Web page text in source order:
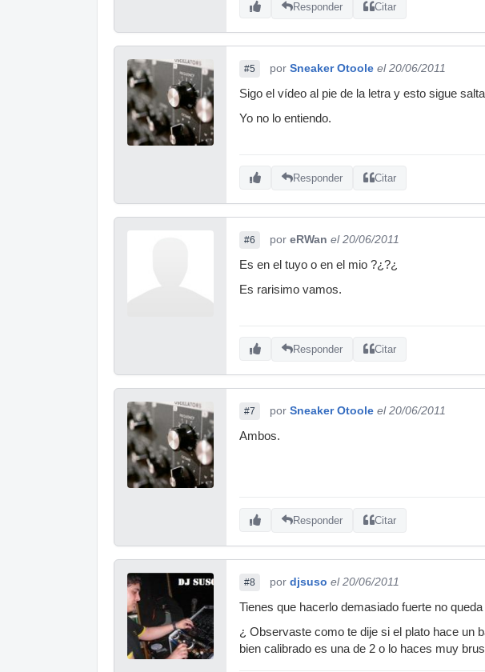
Responder Citar
#5 por Sneaker Otoole el 20/06/2011
Sigo el vídeo al pie de la letra y esto sigue
Yo no lo entiendo.
Responder Citar
#6 por eRWan el 20/06/2011
Es en el tuyo o en el mio ?¿?¿
Es rarisimo vamos.
Responder Citar
#7 por Sneaker Otoole el 20/06/2011
Ambos.
Responder Citar
#8 por djsuso el 20/06/2011
Tienes que hacerlo demasiado fuerte no
¿ Observaste como te dije si el plato hace un
bien calibrado es una de 2 o lo haces muy